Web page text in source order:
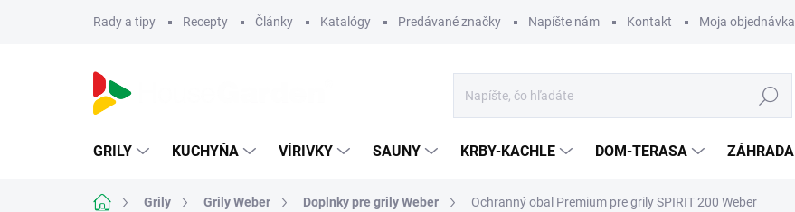
Rady a tipy Recepty Články Katalógy Predávané značky Napíšte nám Kontakt Moja objednávka
Hľadať
GRILY KUCHYŇA VÍRIVKY SAUNY KRBY-KACHLE DOM-TERASA ZÁHRADA
DomovGrily Grily Weber Doplnky pre grily Weber Ochranný obal Premium pre grily SPIRIT 200 Weber